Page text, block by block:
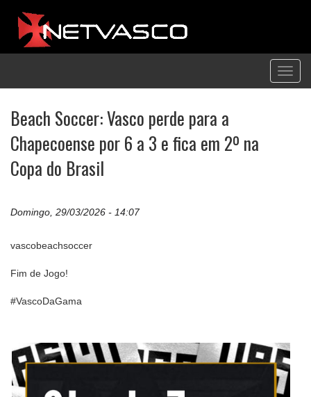
Beach Soccer: Vasco perde para a
Chapecoense por 6 a 3 e fica em 2º na
Copa do Brasil
Domingo, 29/03/2026 - 14:07
vascobeachsoccer
Fim de Jogo!
#VascoDaGama